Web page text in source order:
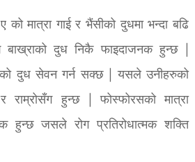
को मात्रा गाई र भैंसीको दुधमा भन्दा बढि
दुध निकै फाइदाजनक हुन्छ |
दुध सेवन गर्न सक्छ | यसले उनीहरुको
राम्रोसँग हुन्छ | फोस्फोरसको मात्रा
हुन्छ जसले रोग प्रतिरोधात्मक शक्ति